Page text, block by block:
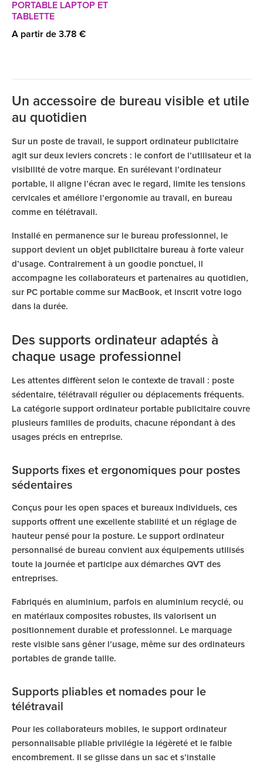
PORTABLE LAPTOP ET
TABLETTE
A partir de 3.78 €
Un accessoire de bureau visible et utile
au quotidien
Sur un poste de travail, le support ordinateur publicitaire
agit sur deux leviers concrets : le confort de l’utilisateur et la
visibilité de votre marque. En surélevant l’ordinateur
portable, il aligne l’écran avec le regard, limite les tensions
cervicales et améliore l’ergonomie au travail, en bureau
comme en télétravail.
Installé en permanence sur le bureau professionnel, le
support devient un objet publicitaire bureau à forte valeur
d’usage. Contrairement à un goodie ponctuel, il
accompagne les collaborateurs et partenaires au quotidien,
sur PC portable comme sur MacBook, et inscrit votre logo
dans la durée.
Des supports ordinateur adaptés à
chaque usage professionnel
Les attentes diffèrent selon le contexte de travail : poste
sédentaire, télétravail régulier ou déplacements fréquents.
La catégorie support ordinateur portable publicitaire couvre
plusieurs familles de produits, chacune répondant à des
usages précis en entreprise.
Supports fixes et ergonomiques pour postes
sédentaires
Conçus pour les open spaces et bureaux individuels, ces
supports offrent une excellente stabilité et un réglage de
hauteur pensé pour la posture. Le support ordinateur
personnalisé de bureau convient aux équipements utilisés
toute la journée et participe aux démarches QVT des
entreprises.
Fabriqués en aluminium, parfois en aluminium recyclé, ou
en matériaux composites robustes, ils valorisent un
positionnement durable et professionnel. Le marquage
reste visible sans gêner l’usage, même sur des ordinateurs
portables de grande taille.
Supports pliables et nomades pour le
télétravail
Pour les collaborateurs mobiles, le support ordinateur
personnalisable pliable privilégie la légèreté et le faible
encombrement. Il se glisse dans un sac et s’installe